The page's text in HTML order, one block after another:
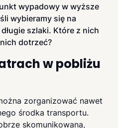
wypadowy w wyższe
wybieramy się na
szlaki. Które z nich
dotrzeć?
w pobliżu
zorganizować nawet
środka transportu.
skomunikowana,